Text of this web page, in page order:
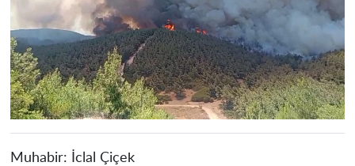
Muhabir: İclal Çiçek